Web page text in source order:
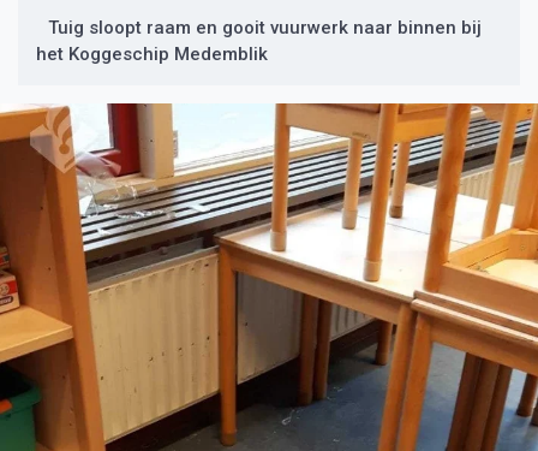
Tuig sloopt raam en gooit vuurwerk naar binnen bij
het Koggeschip Medemblik